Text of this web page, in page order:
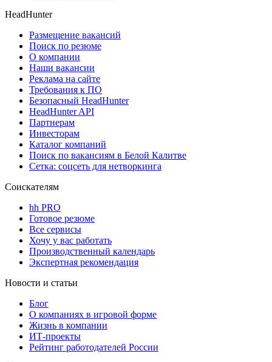
HeadHunter
Размещение вакансий
Поиск по резюме
О компании
Наши вакансии
Реклама на сайте
Требования к ПО
Безопасный HeadHunter
HeadHunter API
Партнерам
Инвесторам
Каталог компаний
Поиск по вакансиям в Белой Калитве
Сетка: соцсеть для нетворкинга
Соискателям
hh PRO
Готовое резюме
Все сервисы
Хочу у вас работать
Производственный календарь
Экспертная рекомендация
Новости и статьи
Блог
О компаниях в игровой форме
Жизнь в компании
ИТ-проекты
Рейтинг работодателей России